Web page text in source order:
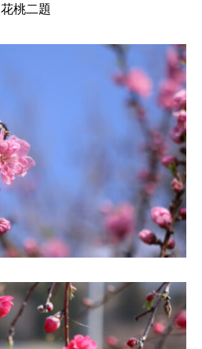
花桃二題